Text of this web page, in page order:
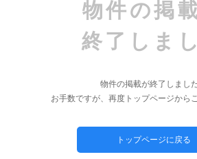
物件の掲
終了しま
物件の掲載が終了しました
お手数ですが、再度トップページから
トップページに戻る